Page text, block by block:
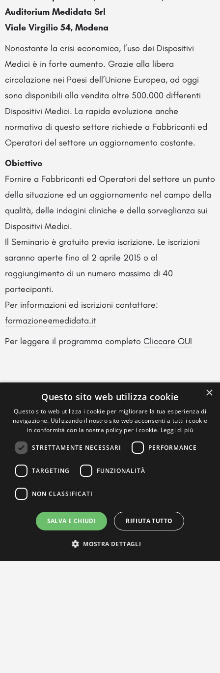
Auditorium Medidata Srl
Viale Virgilio 54, Modena
Nonostante la crisi economica, l’uso dei Dispositivi
Medici è in forte aumento. Grazie alla libera
circolazione nei Paesi dell’Unione Europea, ad oggi
sono disponibili alla vendita oltre 500.000 differenti
Dispositivi Medici. La rapida evoluzione anche
normativa di questo settore richiede a Fabbricanti ed
Operatori del settore un aggiornamento costante.
Obiettivo
Fornire a Fabbricanti ed Operatori del settore un punto
della situazione ed un aggiornamento nel campo della
qualità, delle indagini cliniche e della sorveglianza sui
Dispositivi Medici.
Il Seminario è gratuito previa iscrizione. Le iscrizioni
saranno aperte fino al 2 aprile 2015 o al
raggiungimento di un numero massimo di 40
partecipanti.
Per informazioni ed iscrizioni contattare:
formazione@medidata.it
Per leggere il programma completo Cliccare QUI
×
Questo sito web utilizza cookie
Questo sito web utilizza i cookie per migliorare la tua esperienza di
navigazione. Utilizzando il nostro sito web acconsenti a tutti i cookie
in conformità con la nostra policy per i cookie. Leggi di più
STRETTAMENTE NECESSARI PERFORMANCE
TARGETING FUNZIONALITÀ
NON CLASSIFICATI
SALVA E CHIUDI RIFIUTA TUTTO
MOSTRA DETTAGLI